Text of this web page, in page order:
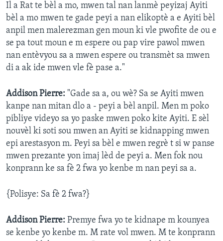
Il a Rat te bèl a mo, mwen tal nan lanmè peyizaj Ayiti
bèl a mo mwen te gade peyi a nan elikoptè a e Ayiti bèl
anpil men malerezman gen moun ki vle pwofite de ou e
se pa tout moun e m espere ou pap vire pawol mwen
nan entèvyou sa a mwen espere ou transmèt sa mwen
di a ak ide mwen vle fè pase a."
Addison Pierre: "Gade sa a, ou wè? Sa se Ayiti mwen
kanpe nan mitan dlo a - peyi a bèl anpil. Men m poko
pibliye videyo sa yo paske mwen poko kite Ayiti. E sèl
nouvèl ki soti sou mwen an Ayiti se kidnapping mwen
epi arestasyon m. Peyi sa bèl e mwen regrè t si w panse
mwen prezante yon imaj lèd de peyi a. Men fok nou
konprann ke sa fè 2 fwa yo kenbe m nan peyi sa a.
{Polisye: Sa fè 2 fwa?}
Addison Pierre: Premye fwa yo te kidnape m kounyea
se kenbe yo kenbe m. M rate vol mwen. M te konprann